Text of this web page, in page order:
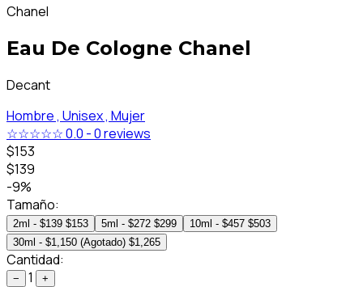
Chanel
Eau De Cologne Chanel
Decant
Hombre , Unisex , Mujer
☆☆☆☆☆0.0 -0 reviews
$153
$139
-9%
Tamaño:
2ml - $139 $153 5ml - $272 $299 10ml - $457 $503
30ml - $1,150 (Agotado) $1,265
Cantidad:
− 1
+